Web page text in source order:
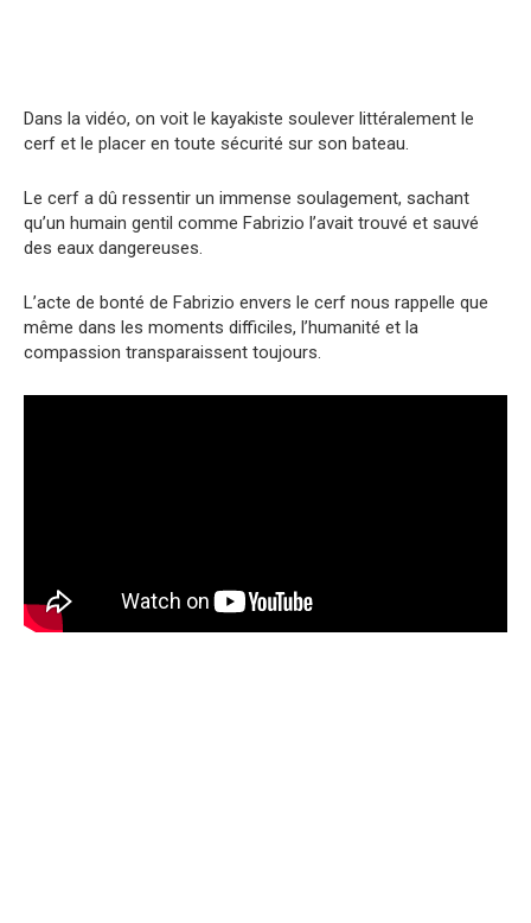
Dans la vidéo, on voit le kayakiste soulever littéralement le
cerf et le placer en toute sécurité sur son bateau.
Le cerf a dû ressentir un immense soulagement, sachant
qu’un humain gentil comme Fabrizio l’avait trouvé et sauvé
des eaux dangereuses.
L’acte de bonté de Fabrizio envers le cerf nous rappelle que
même dans les moments difficiles, l’humanité et la
compassion transparaissent toujours.